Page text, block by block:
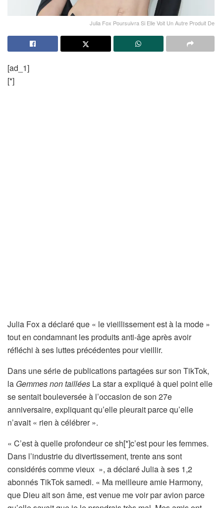
Julia Fox Poursuivra Si Elle Voit Un Autre Produit De
[ad_1]
[*]
Julia Fox a déclaré que « le vieillissement est à la mode »
tout en condamnant les produits anti-âge après avoir
réfléchi à ses luttes précédentes pour vieillir.
Dans une série de publications partagées sur son TikTok,
la Gemmes non taillées La star a expliqué à quel point elle
se sentait bouleversée à l’occasion de son 27e
anniversaire, expliquant qu’elle pleurait parce qu’elle
n’avait « rien à célébrer ».
« C’est à quelle profondeur ce sh[*]c’est pour les femmes.
Dans l’industrie du divertissement, trente ans sont
considérés comme vieux », a déclaré Julia à ses 1,2
abonnés TikTok samedi. « Ma meilleure amie Harmony,
que Dieu ait son âme, est venue me voir par avion parce